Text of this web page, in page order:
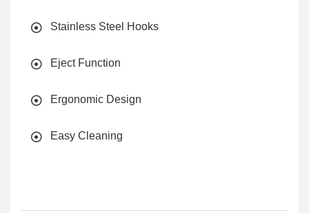
Stainless Steel Hooks
Eject Function
Ergonomic Design
Easy Cleaning